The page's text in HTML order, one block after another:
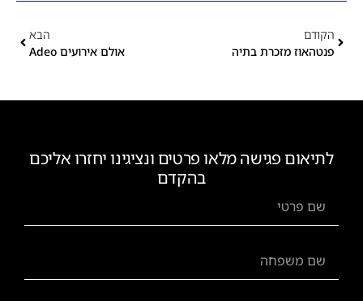
הקודם
פנטהאוז מזכרת בתיה
הבא
אולם אירועים Adeo
לתיאום פגישה מלאו פרטים ונציגינו יחזרו אליכם
בהקדם